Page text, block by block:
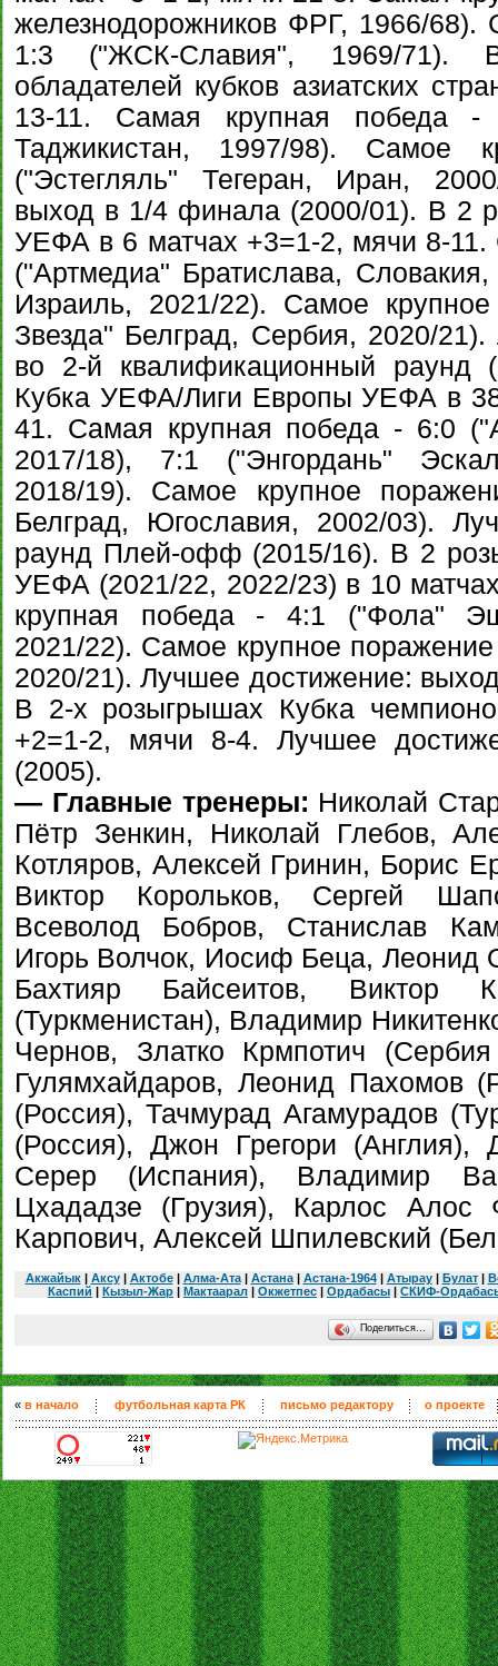
железнодорожников ФРГ, 1966/68).
1:3 ("ЖСК-Славия", 1969/71).
обладателей кубков азиатских
13-11. Самая крупная победа -
Таджикистан, 1997/98). Самое
("Эстегляль" Тегеран, Иран,
выход в 1/4 финала (2000/01). В 2
УЕФА в 6 матчах +3=1-2, мячи 8-
("Артмедиа" Братислава,
Израиль, 2021/22). Самое
Звезда" Белград, Сербия, 2020/
во 2-й квалификационный раунд
Кубка УЕФА/Лиги Европы УЕФА в
41. Самая крупная победа - 6:0
2017/18), 7:1 ("Энгордань"
2018/19). Самое крупное
Белград, Югославия, 2002/03).
раунд Плей-офф (2015/16). В 2
УЕФА (2021/22, 2022/23) в 10
крупная победа - 4:1 ("Фола" Эш-
2021/22). Самое крупное
2020/21). Лучшее достижение:
В 2-х розыгрышах Кубка
+2=1-2, мячи 8-4. Лучшее
(2005).
— Главные тренеры: Николай
Пётр Зенкин, Николай Глебов,
Котляров, Алексей Гринин, Борис
Виктор Корольков, Сергей
Всеволод Бобров, Станислав
Игорь Волчок, Иосиф Беца, Леонид
Бахтияр Байсеитов, Виктор
(Туркменистан), Владимир
Чернов, Златко Крмпотич
Гулямхайдаров, Леонид Пахомов
(Россия), Тачмурад Агамурадов
(Россия), Джон Грегори
Серер (Испания), Владимир
Цхададзе (Грузия), Карлос Алос
Карпович, Алексей Шпилевский
Акжайык| Аксу| Актобе| Алма-Ата| Астана| Астана-1964| Атырау| Булат|
Каспий | Кызыл-Жар | Мактаарал | Окжетпес | Ордабасы | СКИФ-
Поделиться…
« в начало футбольная карта РК письмо редактору о проекте